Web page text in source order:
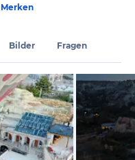
Merken
Bilder Fragen